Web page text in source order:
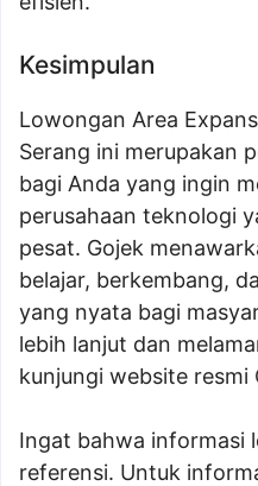
Kesimpulan
Lowongan Area
Serang ini merupakan
bagi Anda yang ingin
perusahaan teknologi
pesat. Gojek
belajar, berkembang,
yang nyata bagi
lebih lanjut dan
kunjungi website resmi
Ingat bahwa informasi
referensi. Untuk